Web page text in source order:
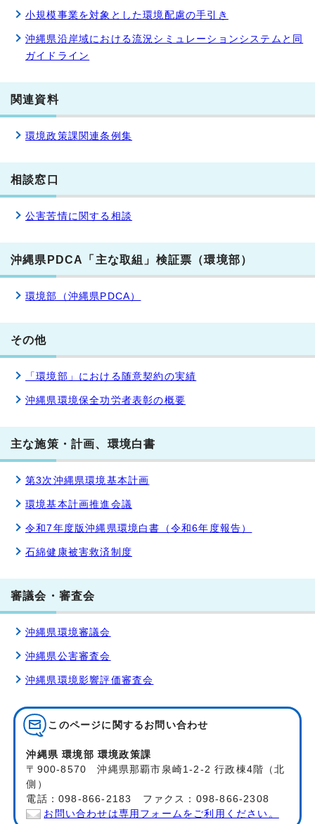
小規模事業を対象とした環境配慮の手引き
沖縄県沿岸域における流況シミュレーションシステムと同
ガイドライン
関連資料
環境政策課関連条例集
相談窓口
公害苦情に関する相談
沖縄県PDCA「主な取組」検証票（環境部）
環境部（沖縄県PDCA）
その他
「環境部」における随意契約の実績
沖縄県環境保全功労者表彰の概要
主な施策・計画、環境白書
第3次沖縄県環境基本計画
環境基本計画推進会議
令和7年度版沖縄県環境白書（令和6年度報告）
石綿健康被害救済制度
審議会・審査会
沖縄県環境審議会
沖縄県公害審査会
沖縄県環境影響評価審査会
このページに関する お問い合わせ
沖縄県 環境部 環境政策課
〒900-8570 沖縄県那覇市泉崎1-2-2 行政棟4階（北
側）
電話：098-866-2183 ファクス：098-866-2308
お問い合わせは専用フォームをご利用ください。